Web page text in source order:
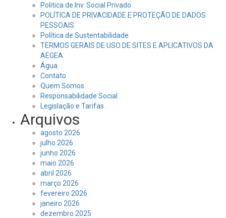
Politica de Inv. Social Privado
POLÍTICA DE PRIVACIDADE E PROTEÇÃO DE DADOS
PESSOAIS
Política de Sustentabilidade
TERMOS GERAIS DE USO DE SITES E APLICATIVOS DA
AEGEA
Água
Contato
Quem Somos
Responsabilidade Social
Legislação e Tarifas
Arquivos
agosto 2026
julho 2026
junho 2026
maio 2026
abril 2026
março 2026
fevereiro 2026
janeiro 2026
dezembro 2025